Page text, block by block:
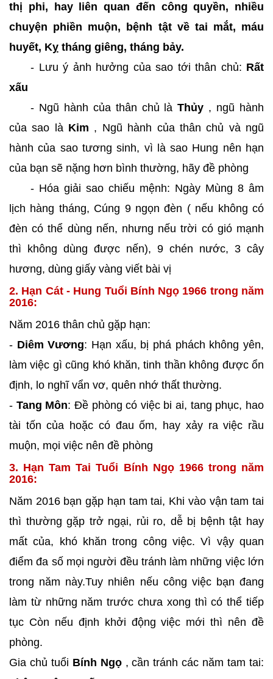
thị phi, hay liên quan đến công quyền, nhiều
chuyện phiền muộn, bệnh tật về tai mắt, máu
huyết, Kỵ tháng giêng, tháng bảy.
- Lưu ý ảnh hưởng của sao tới thân chủ: Rất
xấu
- Ngũ hành của thân chủ làThủy , ngũ hành
của sao là Kim , Ngũ hành của thân chủ và ngũ
hành của sao tương sinh, vì là sao Hung nên hạn
của bạn sẽ nặng hơn bình thường, hãy đề phòng
- Hóa giải sao chiếu mệnh: Ngày Mùng 8 âm
lịch hàng tháng, Cúng 9 ngọn đèn ( nếu không có
đèn có thể dùng nến, nhưng nếu trời có gió mạnh
thì không dùng được nến), 9 chén nước, 3 cây
hương, dùng giấy vàng viết bài vị
2. Hạn Cát - Hung Tuổi Bính Ngọ 1966 trong năm
2016:
Năm 2016 thân chủ gặp hạn:
- Diêm Vương: Hạn xấu, bị phá phách không yên,
làm việc gì cũng khó khăn, tinh thần không được ổn
định, lo nghĩ vẩn vơ, quên nhớ thất thường.
- Tang Môn: Đề phòng có việc bi ai, tang phục, hao
tài tốn của hoặc có đau ốm, hay xảy ra việc rầu
muộn, mọi việc nên đề phòng
3. Hạn Tam Tai Tuổi Bính Ngọ 1966 trong năm
2016:
Năm 2016 bạn gặp hạn tam tai, Khi vào vận tam tai
thì thường gặp trở ngại, rủi ro, dễ bị bệnh tật hay
mất của, khó khăn trong công việc. Vì vậy quan
điểm đa số mọi người đều tránh làm những việc lớn
trong năm này.Tuy nhiên nếu công việc bạn đang
làm từ những năm trước chưa xong thì có thể tiếp
tục Còn nếu định khởi động việc mới thì nên đề
phòng.
Gia chủ tuổi Bính Ngọ, cần tránh các năm tam tai: